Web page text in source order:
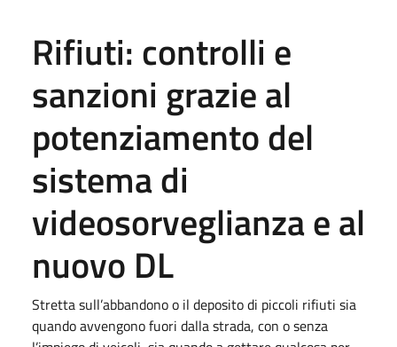
Rifiuti: controlli e
sanzioni grazie al
potenziamento del
sistema di
videosorveglianza e al
nuovo DL
Stretta sull’abbandono o il deposito di piccoli rifiuti sia
quando avvengono fuori dalla strada, con o senza